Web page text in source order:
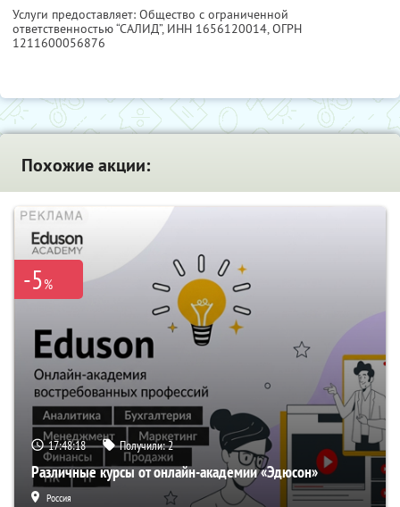
Услуги предоставляет: Общество с ограниченной
ответственностью “САЛИД”, ИНН 1656120014, ОГРН
1211600056876
Похожие акции:
-5%
17:48:17 Получили:2
Различные курсы от онлайн-академии «Эдюсон»
Россия